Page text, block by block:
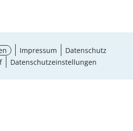
Impressum
Datenschutz
Datenschutzeinstellungen